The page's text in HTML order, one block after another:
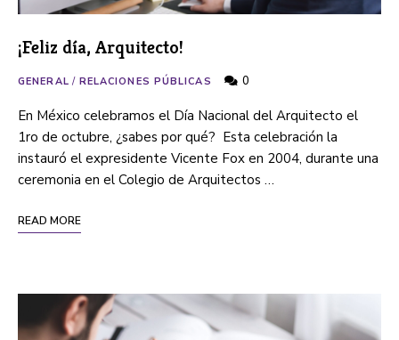
¡Feliz día, Arquitecto!
GENERAL / RELACIONES PÚBLICAS 0
En México celebramos el Día Nacional del Arquitecto el
1ro de octubre, ¿sabes por qué? Esta celebración la
instauró el expresidente Vicente Fox en 2004, durante una
ceremonia en el Colegio de Arquitectos …
READ MORE